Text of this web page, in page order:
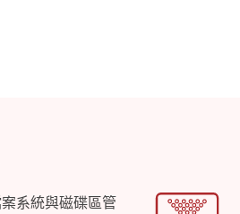
系統與磁碟區管